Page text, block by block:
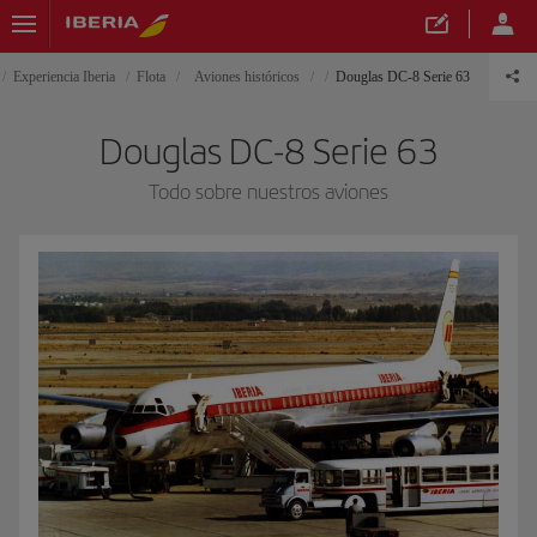
Experiencia Iberia Flota Aviones históricos Douglas DC-8 Serie 63
Douglas DC-8 Serie 63
Todo sobre nuestros aviones